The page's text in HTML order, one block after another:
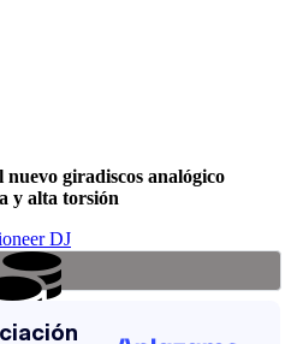
giradiscos analógico
y alta torsión